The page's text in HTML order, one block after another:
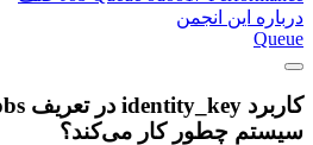
درباره این انجمن
Queue
سیستم چطور کار می‌کند؟